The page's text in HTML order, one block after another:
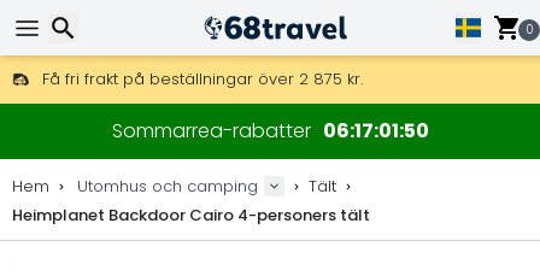
0
Få fri frakt på beställningar över 2 875 kr.
DHL Express över natten är också tillgängligt.
30 dagar för retur, 90 dagar för träkartor och dekorationer.
Sommarrea-rabatter 06170148
Hem Utomhus och camping
Tält
Heimplanet Backdoor Cairo 4-personers tält